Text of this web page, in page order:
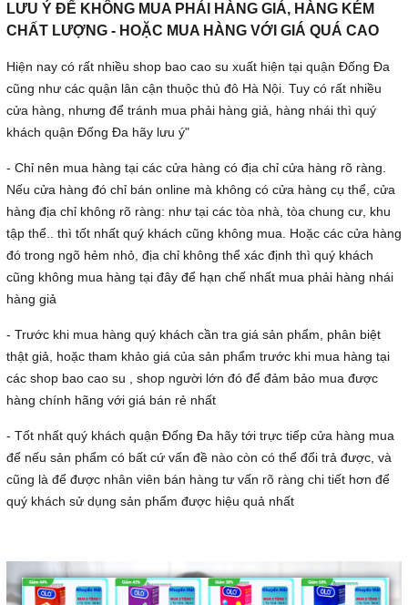
LƯU Ý ĐỂ KHÔNG MUA PHẢI HÀNG GIẢ, HÀNG KÉM
CHẤT LƯỢNG - HOẶC MUA HÀNG VỚI GIÁ QUÁ CAO
Hiện nay có rất nhiều shop bao cao su xuất hiện tại quận Đống Đa
cũng như các quận lân cận thuộc thủ đô Hà Nội. Tuy có rất nhiều
cửa hàng, nhưng để tránh mua phải hàng giả, hàng nhái thì quý
khách quận Đống Đa hãy lưu ý"
- Chỉ nên mua hàng tại các cửa hàng có địa chỉ cửa hàng rõ ràng.
Nếu cửa hàng đó chỉ bán online mà không có cửa hàng cụ thể, cửa
hàng địa chỉ không rõ ràng: như tại các tòa nhà, tòa chung cư, khu
tập thể.. thì tốt nhất quý khách cũng không mua. Hoặc các cửa hàng
đó trong ngõ hẻm nhỏ, địa chỉ không thể xác định thì quý khách
cũng không mua hàng tại đây để hạn chế nhất mua phải hàng nhái
hàng giả
- Trước khi mua hàng quý khách cần tra giá sản phẩm, phân biệt
thật giả, hoặc tham khảo giá của sản phẩm trước khi mua hàng tại
các shop bao cao su , shop người lớn đó để đảm bảo mua được
hàng chính hãng với giá bán rẻ nhất
- Tốt nhất quý khách quận Đống Đa hãy tới trực tiếp cửa hàng mua
để nếu sản phẩm có bất cứ vấn đề nào còn có thể đổi trả được, và
cũng là để được nhân viên bán hàng tư vấn rõ ràng chi tiết hơn để
quý khách sử dụng sản phẩm được hiệu quả nhất